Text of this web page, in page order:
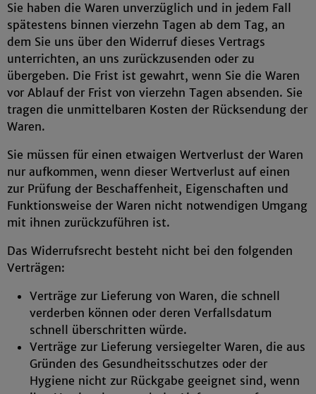
Sie haben die Waren unverzüglich und in jedem Fall
spätestens binnen vierzehn Tagen ab dem Tag, an
dem Sie uns über den Widerruf dieses Vertrags
unterrichten, an uns zurückzusenden oder zu
übergeben. Die Frist ist gewahrt, wenn Sie die Waren
vor Ablauf der Frist von vierzehn Tagen absenden. Sie
tragen die unmittelbaren Kosten der Rücksendung der
Waren.
Sie müssen für einen etwaigen Wertverlust der Waren
nur aufkommen, wenn dieser Wertverlust auf einen
zur Prüfung der Beschaffenheit, Eigenschaften und
Funktionsweise der Waren nicht notwendigen Umgang
mit ihnen zurückzuführen ist.
Das Widerrufsrecht besteht nicht bei den folgenden
Verträgen:
Verträge zur Lieferung von Waren, die schnell
verderben können oder deren Verfallsdatum
schnell überschritten würde.
Verträge zur Lieferung versiegelter Waren, die aus
Gründen des Gesundheitsschutzes oder der
Hygiene nicht zur Rückgabe geeignet sind, wenn